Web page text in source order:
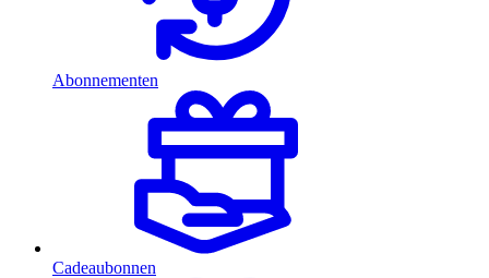
Abonnementen
Cadeaubonnen